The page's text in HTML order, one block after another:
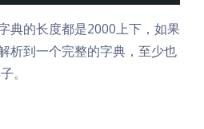
典的长度都是2000上下，如果
析到一个完整的字典，至少也
。